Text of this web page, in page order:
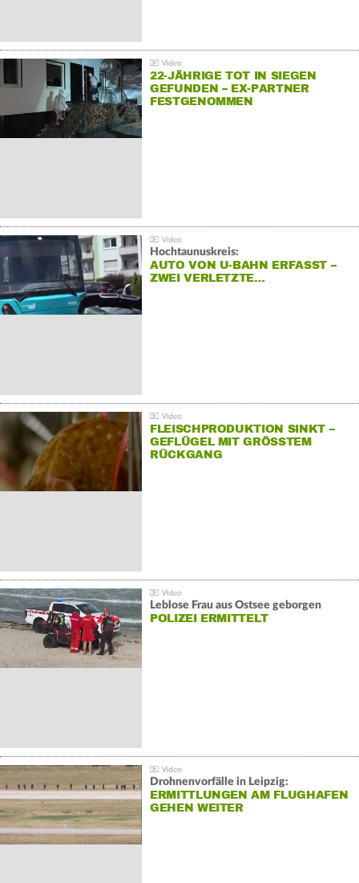
22-JÄHRIGE TOT IN SIEGEN
GEFUNDEN – EX-PARTNER
FESTGENOMMEN
Hochtaunuskreis:
AUTO VON U-BAHN ERFASST –
ZWEI VERLETZTE…
FLEISCHPRODUKTION SINKT –
GEFLÜGEL MIT GRÖSSTEM R
ÜCKGANG
Leblose Frau aus Ostsee geborgen
POLIZEI ERMITTELT
Drohnenvorfälle in Leipzig:
ERMITTLUNGEN AM FLUGHAFEN
GEHEN WEITER